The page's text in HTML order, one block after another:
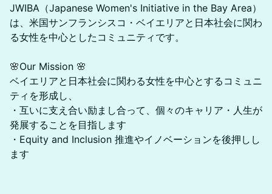
JWIBA（Japanese Women's Initiative in the Bay Area）
は、米国サンフランシスコ・ベイエリアと日本社会に関わ
る女性を中心としたコミュニティです。
🌸Our Mission 🌸
ベイエリアと日本社会に関わる女性を中心とするコミュニ
ティを形成し、
・​互いに支え合い励まし合って、個々のキャリア・人生が
発展することを目指します
・​Equity and Inclusion 推進やイノベーションを後押しし
ます